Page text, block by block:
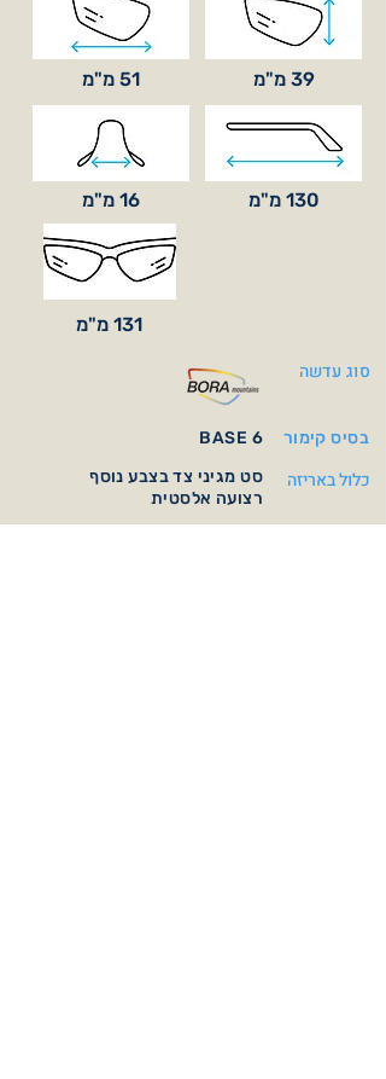
51 מ"מ 39 מ"מ
16 מ"מ 130 מ"מ
131 מ"מ
סוג עדשה
BASE 6
בסיס קימור
סט מגיני צד בצבע נוסף
רצועה אלסטית
כלול באריזה